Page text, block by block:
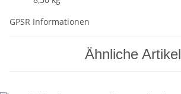
GPSR Informationen
Ähnliche Artikel